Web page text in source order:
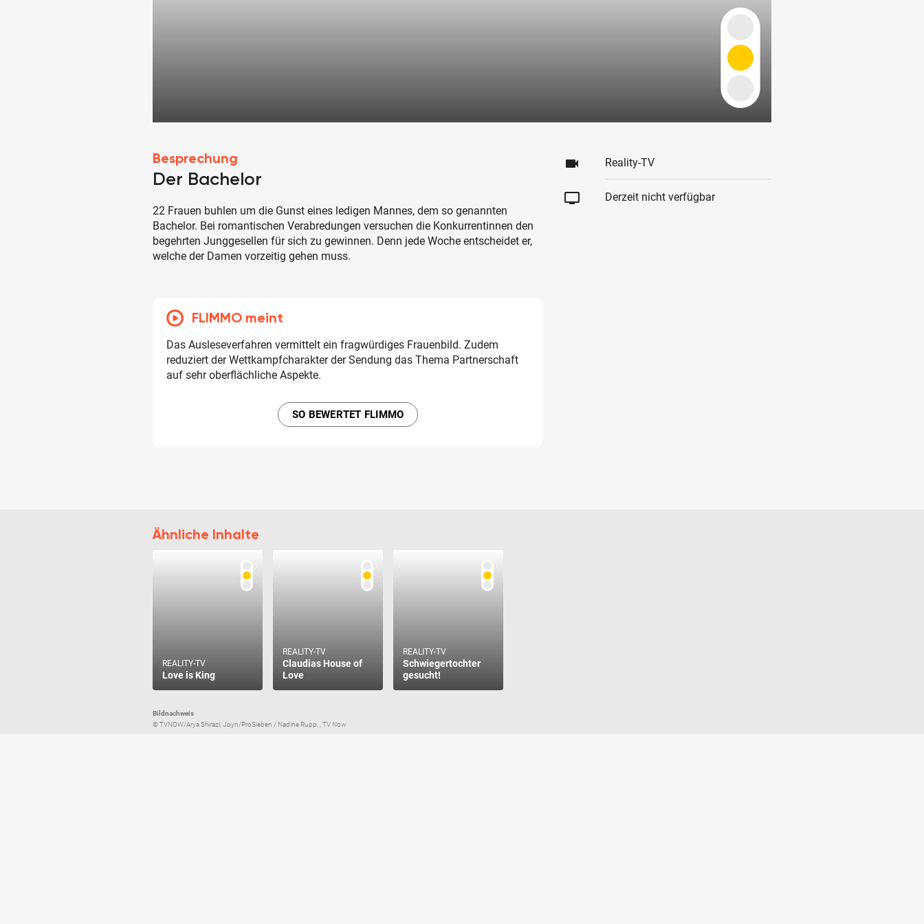
Besprechung
Der Bachelor
22 Frauen buhlen um die Gunst eines ledigen Mannes, dem so genannten
Bachelor. Bei romantischen Verabredungen versuchen die Konkurrentinnen den
begehrten Junggesellen für sich zu gewinnen. Denn jede Woche entscheidet er,
welche der Damen vorzeitig gehen muss.
FLIMMO meint
Das Ausleseverfahren vermittelt ein fragwürdiges Frauenbild. Zudem
reduziert der Wettkampfcharakter der Sendung das Thema Partnerschaft
auf sehr oberflächliche Aspekte.
SO BEWERTET FLIMMO
videocam Reality-TV
tv Derzeit nicht verfügbar
Ähnliche Inhalte
REALITY-TV
Love is King
REALITY-TV
Claudias House of
Love
REALITY-TV
Schwiegertochter
gesucht!
Bildnachweis
© TVNOW/Arya Shirazi, Joyn/ProSieben / Nadine Rupp, , TV Now